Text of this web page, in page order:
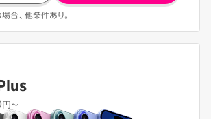
合、他条件あり。
円〜